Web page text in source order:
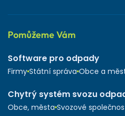
Pomůžeme Vám
Software pro odpady
Firmy Státní správa Obce a
Chytrý systém svozu
Obce, města Svozové